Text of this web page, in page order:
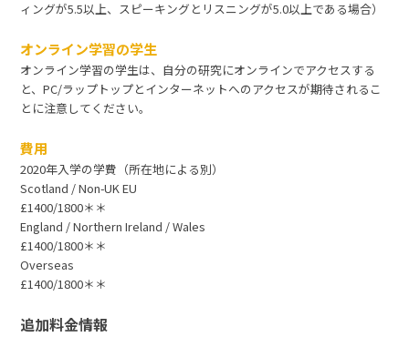
ィングが5.5以上、スピーキングとリスニングが5.0以上である場合）
オンライン学習の学生
オンライン学習の学生は、自分の研究にオンラインでアクセスする
と、PC/ラップトップとインターネットへのアクセスが期待されるこ
とに注意してください。
費用
2020年入学の学費（所在地による別）
Scotland / Non-UK EU
£1400/1800＊＊
England / Northern Ireland / Wales
£1400/1800＊＊
Overseas
£1400/1800＊＊
追加料金情報